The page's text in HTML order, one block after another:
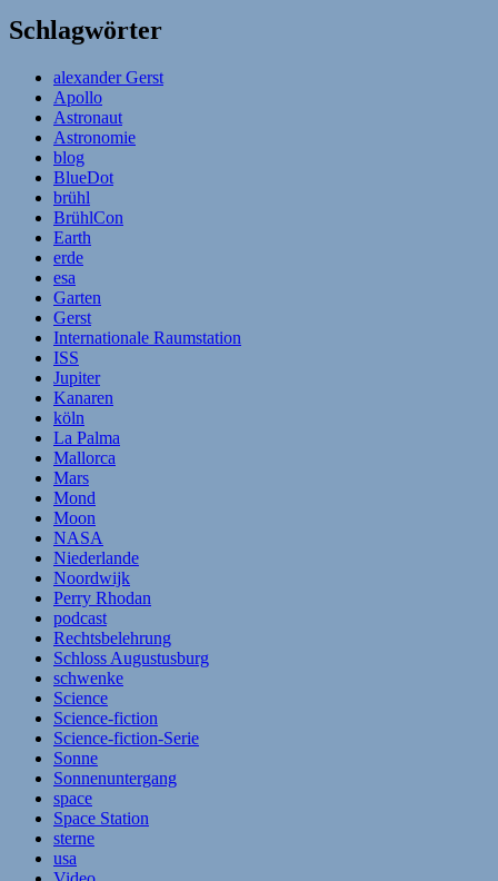
Schlagwörter
alexander Gerst
Apollo
Astronaut
Astronomie
blog
BlueDot
brühl
BrühlCon
Earth
erde
esa
Garten
Gerst
Internationale Raumstation
ISS
Jupiter
Kanaren
köln
La Palma
Mallorca
Mars
Mond
Moon
NASA
Niederlande
Noordwijk
Perry Rhodan
podcast
Rechtsbelehrung
Schloss Augustusburg
schwenke
Science
Science-fiction
Science-fiction-Serie
Sonne
Sonnenuntergang
space
Space Station
sterne
usa